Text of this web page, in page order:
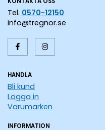
Tel. 0570-12150
info@tregnor.se
HANDLA
Bli kund
Logga in
Varumärken
INFORMATION